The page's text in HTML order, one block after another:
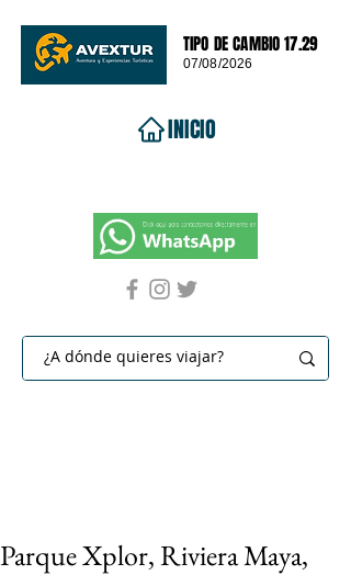
TIPO DE CAMBIO 17.29
07/08/2026
INICIO
Parque Xplor, Riviera Maya,